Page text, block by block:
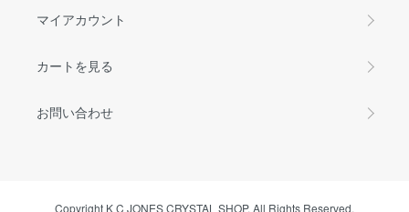
マイアカウント
カートを見る
お問い合わせ
Copyright K C JONES CRYSTAL SHOP. All Rights Reserved.